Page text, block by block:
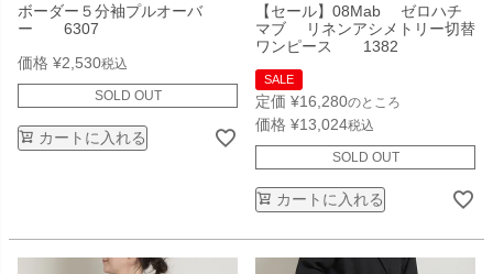
ボーダー５分袖プルオーバ
ー 6307
価格 ¥2,530税込
SOLD OUT
カートに入れる
【セール】08Mab ゼロハチ
マブ リネンアシメトリー切替
ワンピース 1382
SALE
定価 ¥16,280のところ
価格 ¥13,024税込
SOLD OUT
カートに入れる